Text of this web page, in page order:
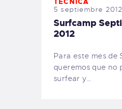
5 septiembre 2012
Surfcamp
2012
Para este mes de
queremos que no
surfear y…